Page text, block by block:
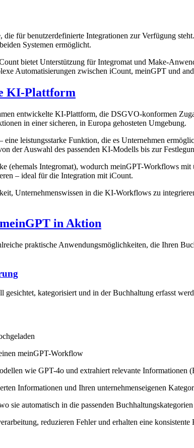
für benutzerdefinierte Integrationen zur Verfügung
Systemen ermöglicht.
bietet Unterstützung für Integromat und Make-
Automatisierungen zwischen iCount, meinGPT und
KI-Plattform
entwickelte KI-Plattform, die DSGVO-konformen
in einer sicheren, in Europa gehosteten Umgebung.
leistungsstarke Funktion, die es Unternehmen
der Auswahl des passenden KI-Modells bis zur
Integromat), wodurch meinGPT-Workflows mit
– ideal für die Integration mit iCount.
Unternehmenswissen in die KI-Workflows zu
in Aktion
praktische Anwendungsmöglichkeiten, die Ihren
gesichtet, kategorisiert und in der Buchhaltung erfasst
meinGPT-Workflow
wie GPT-4o und extrahiert relevante Informationen
Informationen und Ihren unternehmenseigenen
sie automatisch in die passenden
reduzieren Fehler und erhalten eine